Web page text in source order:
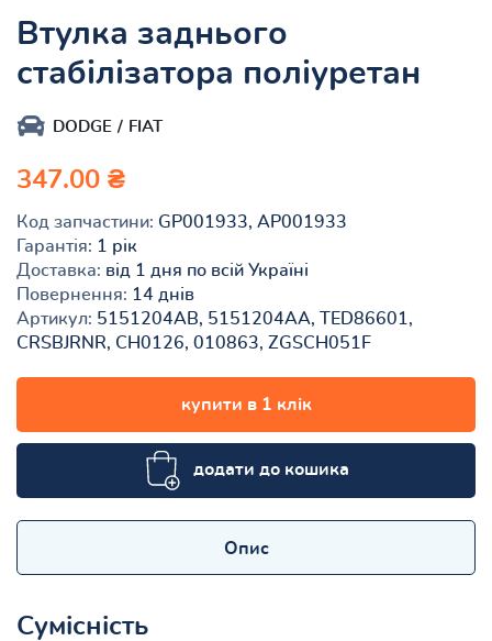
Втулка заднього
стабілізатора поліуретан
DODGE FIAT
347.00 ₴
Код запчастини: GP001933, AP001933
Гарантія: 1 рік
Доставка: від 1 дня по всій Україні
Повернення: 14 днів
Артикул: 5151204AB, 5151204AA, TED86601,
CRSBJRNR, CH0126, 010863, ZGSCH051F
купити в 1 клік
додати до кошика
Опис
Сумісність